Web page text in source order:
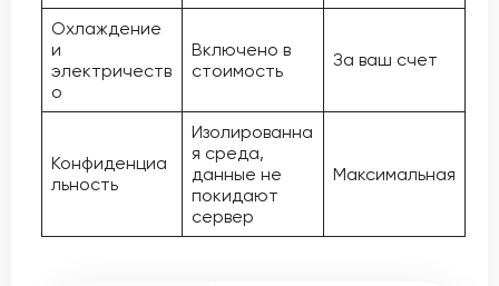
Охлаждение
и
электричеств
о
Включено в
стоимость
За ваш счет
Конфиденциа
льность
Изолированна
я среда,
данные не
покидают
сервер
Максимальная